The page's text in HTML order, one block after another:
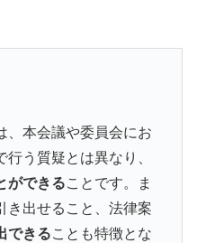
、本会議や委員会にお
う質疑とは異なり、
ができることです。ま
き出せること、法律案
できることも特徴とな